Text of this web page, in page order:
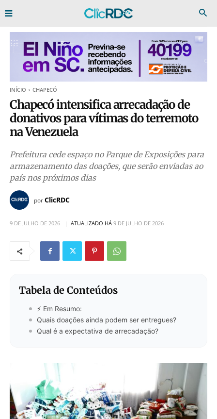
INÍCIO CHAPECÓ
Chapecó intensifica arrecadação de
donativos para vítimas do terremoto
na Venezuela
Prefeitura cede espaço no Parque de Exposições para
armazenamento das doações, que serão enviadas ao
país nos próximos dias
porClicRDC
9 DE JULHO DE 2026 ATUALIZADO HÁ 9 DE JULHO DE 2026
Tabela de Conteúdos
⚡ Em Resumo:
Quais doações ainda podem ser entregues?
Qual é a expectativa de arrecadação?